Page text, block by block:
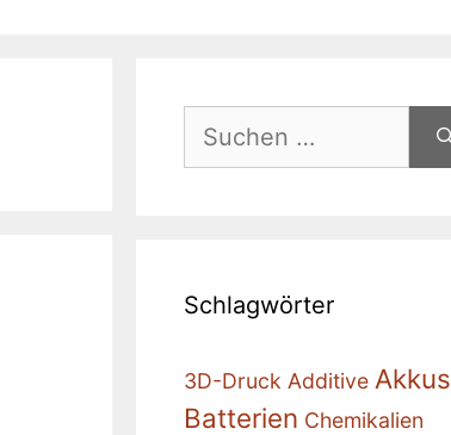
nach:
Schlagwörter
3D-Druck Additive Akkus
Batterien Chemikalien